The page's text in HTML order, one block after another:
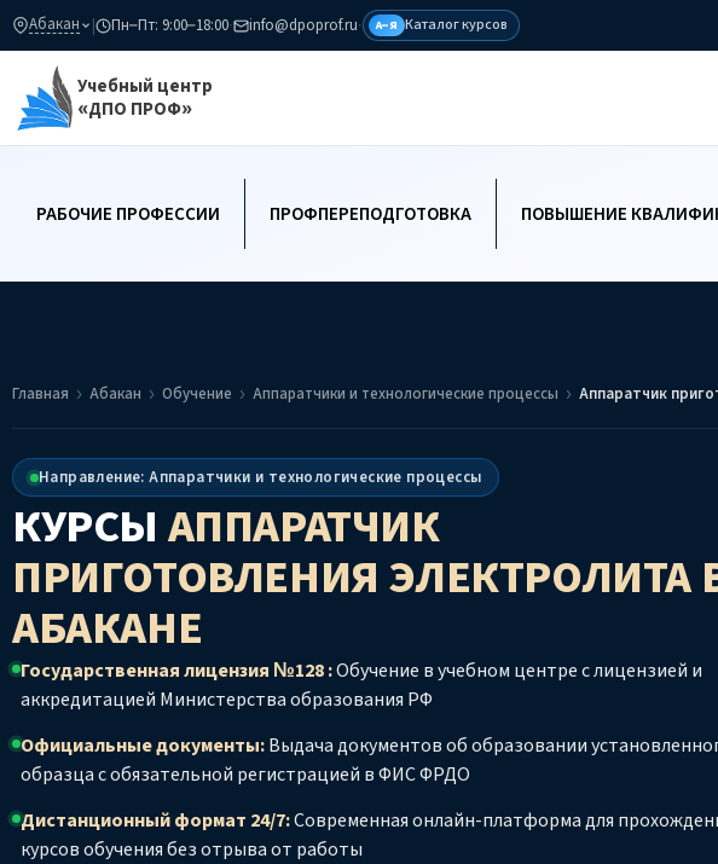
Абакан | Пн–Пт: 9:00–18:00· info@dpoprof.ru· А–Я Каталог курсов
Учебный центр
«ДПО ПРОФ»
РАБОЧИЕ ПРОФЕССИИ ПРОФПЕРЕПОДГОТОВКА ПОВЫШЕНИЕ
Главная Абакан Обучение Аппаратчики и технологические процессы Аппаратчик
Направление: Аппаратчики и технологические процессы
КУРСЫ АППАРАТЧИК
ПРИГОТОВЛЕНИЯ ЭЛЕКТРОЛИТА
АБАКАНЕ
Государственная лицензия №128 :Обучение в учебном центре с лицензией и
аккредитацией Министерства образования РФ
Официальные документы:Выдача документов об образовании
образца с обязательной регистрацией в ФИС ФРДО
Дистанционный формат 24/7:Современная онлайн-платформа для
курсов обучения без отрыва от работы